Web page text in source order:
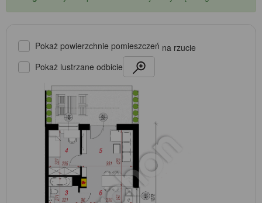
Pokaż powierzchnie pomieszczeń na rzucie
Pokaż lustrzane odbicie